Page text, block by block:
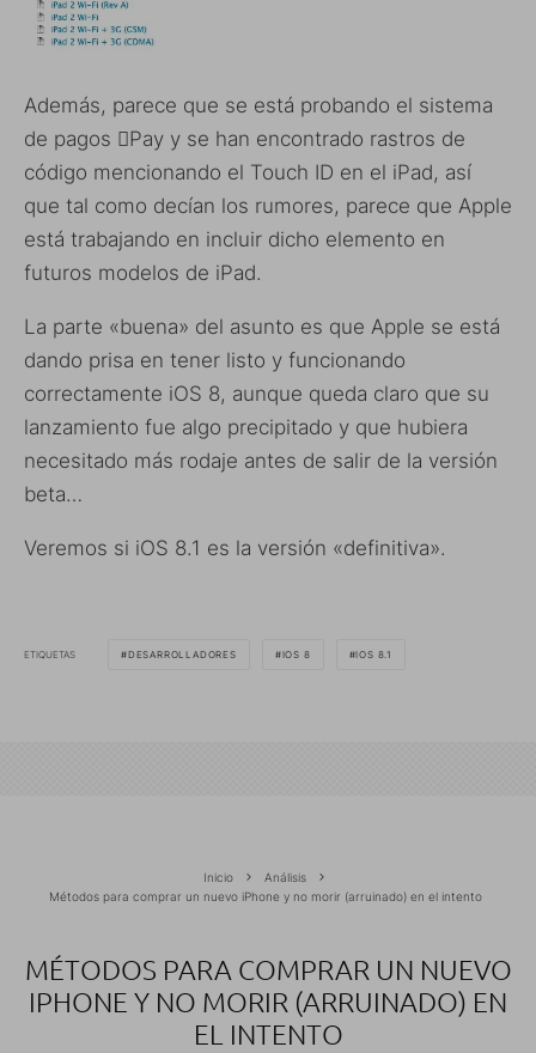
Además, parece que se está probando el sistema
de pagos Pay y se han encontrado rastros de
código mencionando el Touch ID en el iPad, así
que tal como decían los rumores, parece que Apple
está trabajando en incluir dicho elemento en
futuros modelos de iPad.
La parte «buena» del asunto es que Apple se está
dando prisa en tener listo y funcionando
correctamente iOS 8, aunque queda claro que su
lanzamiento fue algo precipitado y que hubiera
necesitado más rodaje antes de salir de la versión
beta…
Veremos si iOS 8.1 es la versión «definitiva».
ETIQUETAS DESARROLLADORES IOS 8 IOS 8.1
Inicio
Análisis
Métodos para comprar un nuevo iPhone y no morir (arruinado) en el intento
MÉTODOS PARA COMPRAR UN NUEVO
IPHONE Y NO MORIR (ARRUINADO) EN
EL INTENTO